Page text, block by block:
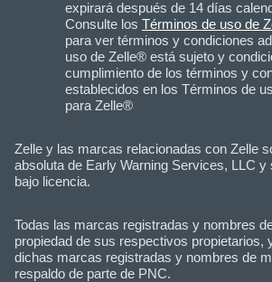
expirará después de 14 días
Consulte los Términos de uso de
para ver términos y condiciones
uso de Zelle® está sujeto y
cumplimiento de los términos y
establecidos en los Términos de
para Zelle®
Zelle y las marcas relacionadas con Zelle
absoluta de Early Warning Services, LLC y
bajo licencia.
Todas las marcas registradas y nombres
propiedad de sus respectivos propietarios,
dichas marcas registradas y nombres de
respaldo de parte de PNC.